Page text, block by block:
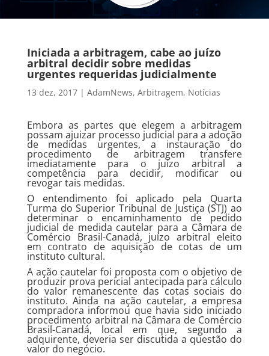
Iniciada a arbitragem, cabe ao juízo
arbitral decidir sobre medidas
urgentes requeridas judicialmente
13 dez, 2017| AdamNews, Arbitragem, Notícias
Embora as partes que elegem a arbitragem
possam ajuizar processo judicial para a adoção
de medidas urgentes, a instauração do
procedimento de arbitragem transfere
imediatamente para o juízo arbitral a
competência para decidir, modificar ou
revogar tais medidas.
O entendimento foi aplicado pela Quarta
Turma do Superior Tribunal de Justiça (STJ) ao
determinar o encaminhamento de pedido
judicial de medida cautelar para a Câmara de
Comércio Brasil-Canadá, juízo arbitral eleito
em contrato de aquisição de cotas de um
instituto cultural.
A ação cautelar foi proposta com o objetivo de
produzir prova pericial antecipada para cálculo
do valor remanescente das cotas sociais do
instituto. Ainda na ação cautelar, a empresa
compradora informou que havia sido iniciado
procedimento arbitral na Câmara de Comércio
Brasil-Canadá, local em que, segundo a
adquirente, deveria ser discutida a questão do
valor do negócio.